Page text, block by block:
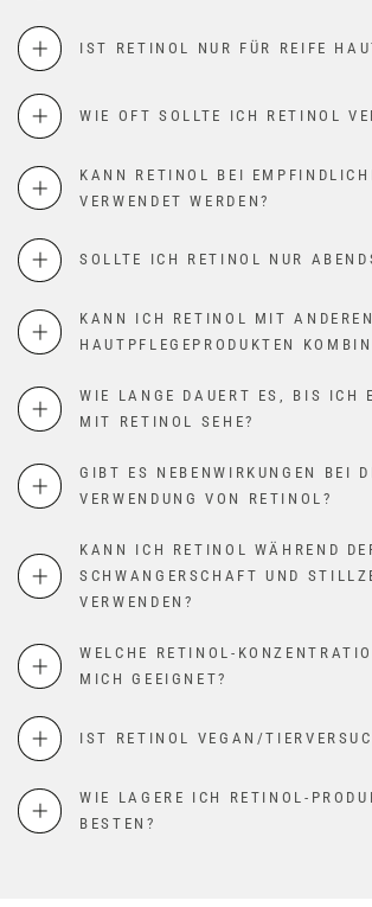
IST RETINOL NUR FÜR REIFE
WIE OFT SOLLTE ICH RETINOL
KANN RETINOL BEI
VERWENDET WERDEN?
SOLLTE ICH RETINOL NUR
KANN ICH RETINOL MIT ANDEREN
HAUTPFLEGEPRODUKTEN
WIE LANGE DAUERT ES, BIS ICH
MIT RETINOL SEHE?
GIBT ES NEBENWIRKUNGEN BEI
VERWENDUNG VON RETINOL?
KANN ICH RETINOL WÄHREND
SCHWANGERSCHAFT UND
VERWENDEN?
WELCHE RETINOL-
MICH GEEIGNET?
IST RETINOL VEGAN/
WIE LAGERE ICH RETINOL-
BESTEN?